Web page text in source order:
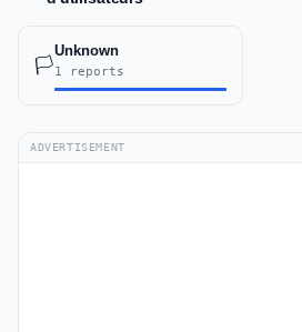
🏳️
Unknown
1 reports
ADVERTISEMENT